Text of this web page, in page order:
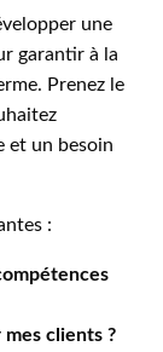
une
garantir à la
Prenez le
et un besoin
:
clients ?